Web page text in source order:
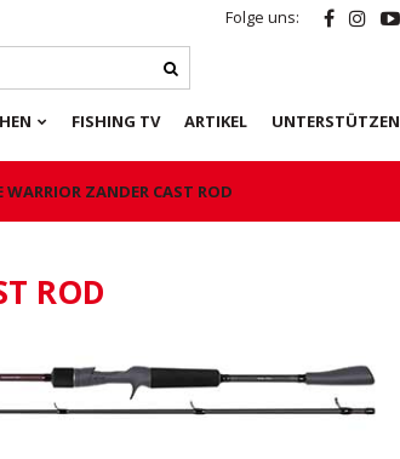
Folge uns:
FISHING TV ARTIKEL UNTERSTÜTZEN
WARRIOR ZANDER CAST ROD
ROD